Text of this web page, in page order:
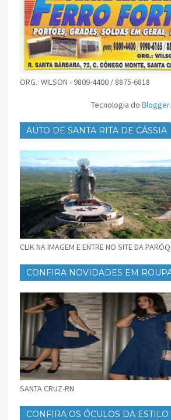
ORG.: WILSON - 9809-4400 / 8875-6818
Tecnologia do Blogger.
AUTO DE SANTA RITA DE CÁSSIA
CLIK NA IMAGEM E ENTRE NO SITE DA
CONFIRA NOVIDADES EM
SANTA CRUZ-RN
CONFIRA OS ÓCULOS DA